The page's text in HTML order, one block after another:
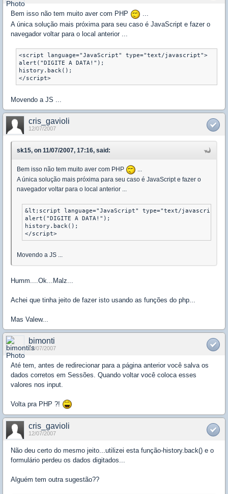
Bem isso não tem muito aver com PHP
...
A única solução mais próxima para seu caso é JavaScript e fazer o
navegador voltar para o local anterior ...
<script language="JavaScript" type="text/javascript">
alert("DIGITE A DATA!");
history.back();
</script>
Movendo a JS ...
cris_gavioli
12/07/2007
sk15, on 11/07/2007, 17:16, said:
Bem isso não tem muito aver com PHP
A única solução mais próxima para seu caso é JavaScript e fazer o
navegador voltar para o local anterior ...
&lt;script language="JavaScript" type="text/javascript">
alert("DIGITE A DATA!");
history.back();
</script>
Movendo a JS ...
Humm....Ok...Malz...
Achei que tinha jeito de fazer isto usando as funções do php...
Mas Valew...
bimonti
12/07/2007
Até tem, antes de redirecionar para a página anterior você salva os
dados corretos em Sessões. Quando voltar você coloca esses
valores nos input.
Volta pra PHP ?!
cris_gavioli
12/07/2007
Não deu certo do mesmo jeito...utilizei esta função-history.back() e o
formulário perdeu os dados digitados...
Alguém tem outra sugestão??